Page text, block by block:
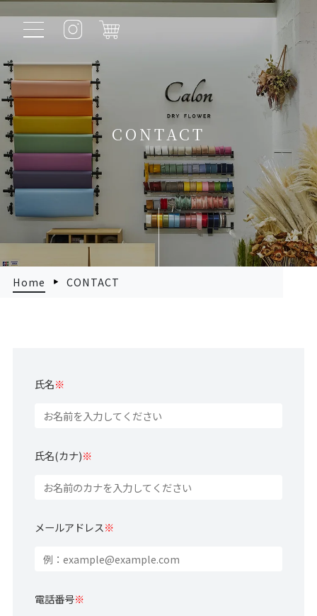
CONTACT
Home CONTACT
氏名※
氏名(カナ)※
メールアドレス※
電話番号※